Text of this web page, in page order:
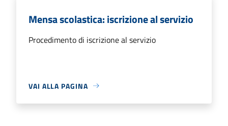
Mensa scolastica: iscrizione al servizio
Procedimento di iscrizione al servizio
VAI ALLA PAGINA